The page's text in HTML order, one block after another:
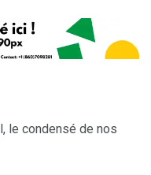
le condensé de nos